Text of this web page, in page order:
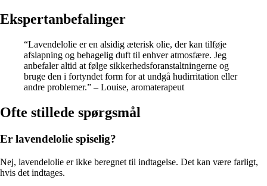
Ekspertanbefalinger
“Lavendelolie er en alsidig æterisk olie, der kan tilføje
afslapning og behagelig duft til enhver atmosfære. Jeg
anbefaler altid at følge sikkerhedsforanstaltningerne og
bruge den i fortyndet form for at undgå hudirritation eller
andre problemer.” – Louise, aromaterapeut
Ofte stillede spørgsmål
Er lavendelolie spiselig?
Nej, lavendelolie er ikke beregnet til indtagelse. Det kan være farligt,
hvis det indtages.